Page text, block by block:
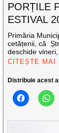
PORȚILE
ESTIVAL
Primăria
cetățenii, că
deschide
CITEȘTE MAI
Distribuie acest